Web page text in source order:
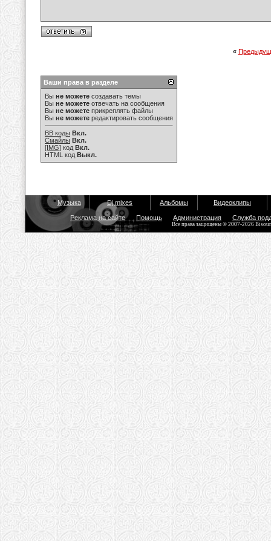
«
Ваши права в разделе
Вы не можете создавать темы
Вы не можете отвечать на сообщения
Вы не можете прикреплять файлы
Вы не можете редактировать сообщения
BB коды Вкл.
Смайлы Вкл.
[IMG] код Вкл.
HTML код Выкл.
Музыка Dj mixes Альбомы Видеоклипы
Реклама на сайте Помощь Администрация Служба
Все права защищены © 2007-2026